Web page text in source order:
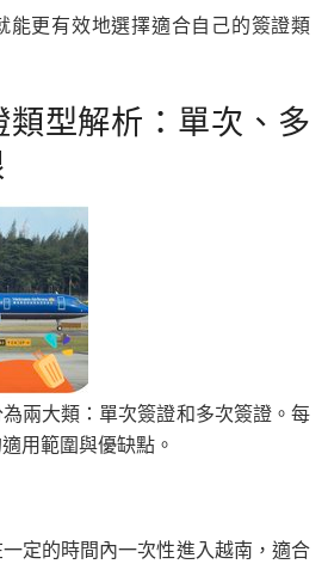
能更有效地選擇適合自己的簽證類
型解析：單次、多
兩大類：單次簽證和多次簽證。每
用範圍與優缺點。
定的時間內一次性進入越南，適合